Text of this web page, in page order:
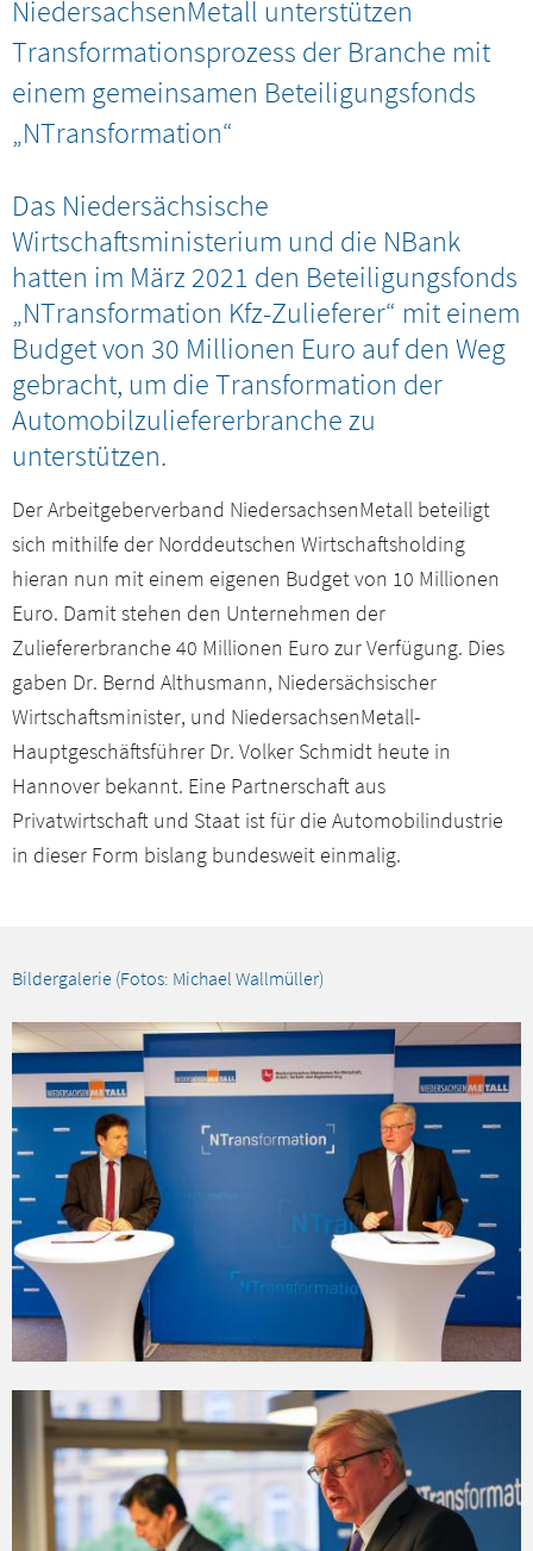
Presseservice
Netzwerk
Downloads
Kontakt
Mitgliederbereich
NiedersachsenMetall unterstützen
Transformationsprozess der Branche mit
einem gemeinsamen Beteiligungsfonds
„NTransformation“
Das Niedersächsische
Wirtschaftsministerium und die NBank
hatten im März 2021 den Beteiligungsfonds
„NTransformation Kfz-Zulieferer“ mit einem
Budget von 30 Millionen Euro auf den Weg
gebracht, um die Transformation der
Automobilzuliefererbranche zu
unterstützen.
Der Arbeitgeberverband NiedersachsenMetall beteiligt
sich mithilfe der Norddeutschen Wirtschaftsholding
hieran nun mit einem eigenen Budget von 10 Millionen
Euro. Damit stehen den Unternehmen der
Zuliefererbranche 40 Millionen Euro zur Verfügung. Dies
gaben Dr. Bernd Althusmann, Niedersächsischer
Wirtschaftsminister, und NiedersachsenMetall-
Hauptgeschäftsführer Dr. Volker Schmidt heute in
Hannover bekannt. Eine Partnerschaft aus
Privatwirtschaft und Staat ist für die Automobilindustrie
in dieser Form bislang bundesweit einmalig.
Bildergalerie (Fotos: Michael Wallmüller)